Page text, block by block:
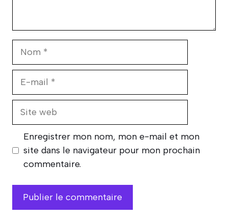
Enregistrer mon nom, mon e-mail et mon
site dans le navigateur pour mon prochain
commentaire.